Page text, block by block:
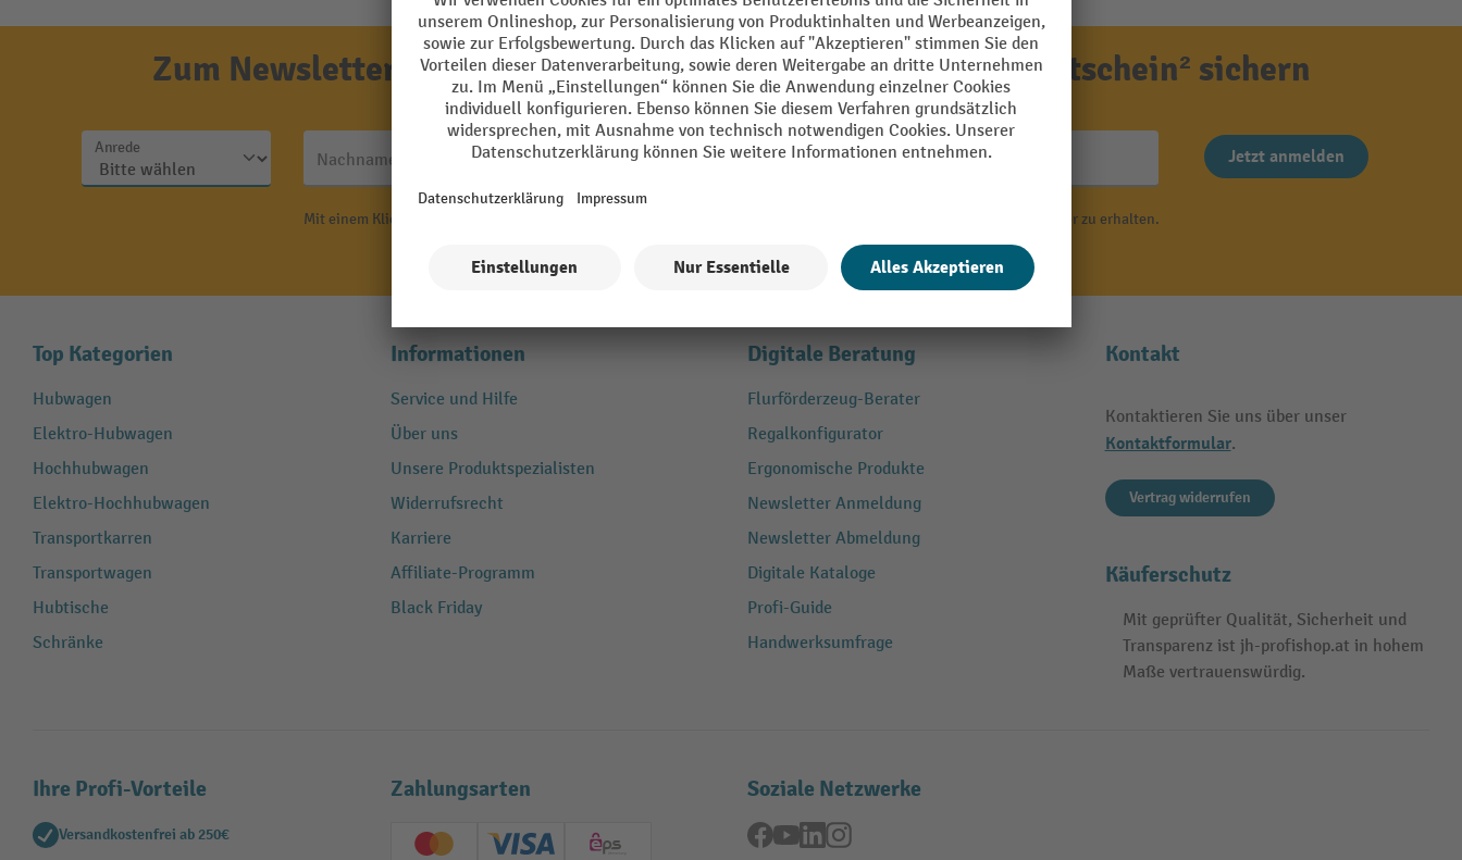
Zum Newsletter anmelden und bis zu -10 % Willkommensgutschein² sichern
Anrede
Nachname E-Mail Jetzt anmelden
Mit einem Klick auf "Anmelden" erklären Sie sich bereit, Werbung von Jungheinrich PROFISHOP in Form von Newsletter zu erhalten.
Nähere Informationen zur Datenverarbeitung beim Newsletter finden Siehier.
Top Kategorien
Hubwagen
Elektro-Hubwagen
Hochhubwagen
Elektro-Hochhubwagen
Transportkarren
Transportwagen
Hubtische
Schränke
Informationen
Service und Hilfe
Über uns
Unsere Produktspezialisten
Widerrufsrecht
Karriere
Affiliate-Programm
Black Friday
Digitale Beratung
Flurförderzeug-Berater
Regalkonfigurator
Ergonomische Produkte
Newsletter Anmeldung
Newsletter Abmeldung
Digitale Kataloge
Profi-Guide
Handwerksumfrage
Kontakt
Kontaktieren Sie uns über unser
Kontaktformular.
Vertrag widerrufen
Käuferschutz
Mit geprüfter Qualität, Sicherheit und
Transparenz ist jh-profishop.at in hohem
Maße vertrauenswürdig.
Ihre Profi-Vorteile
Versandkostenfrei ab 250€
Zahlungsarten
Creditcard (Master)Creditcard (Visa)
EPS
Soziale Netzwerke
Facebook
YouTubeLinkedInInstagram